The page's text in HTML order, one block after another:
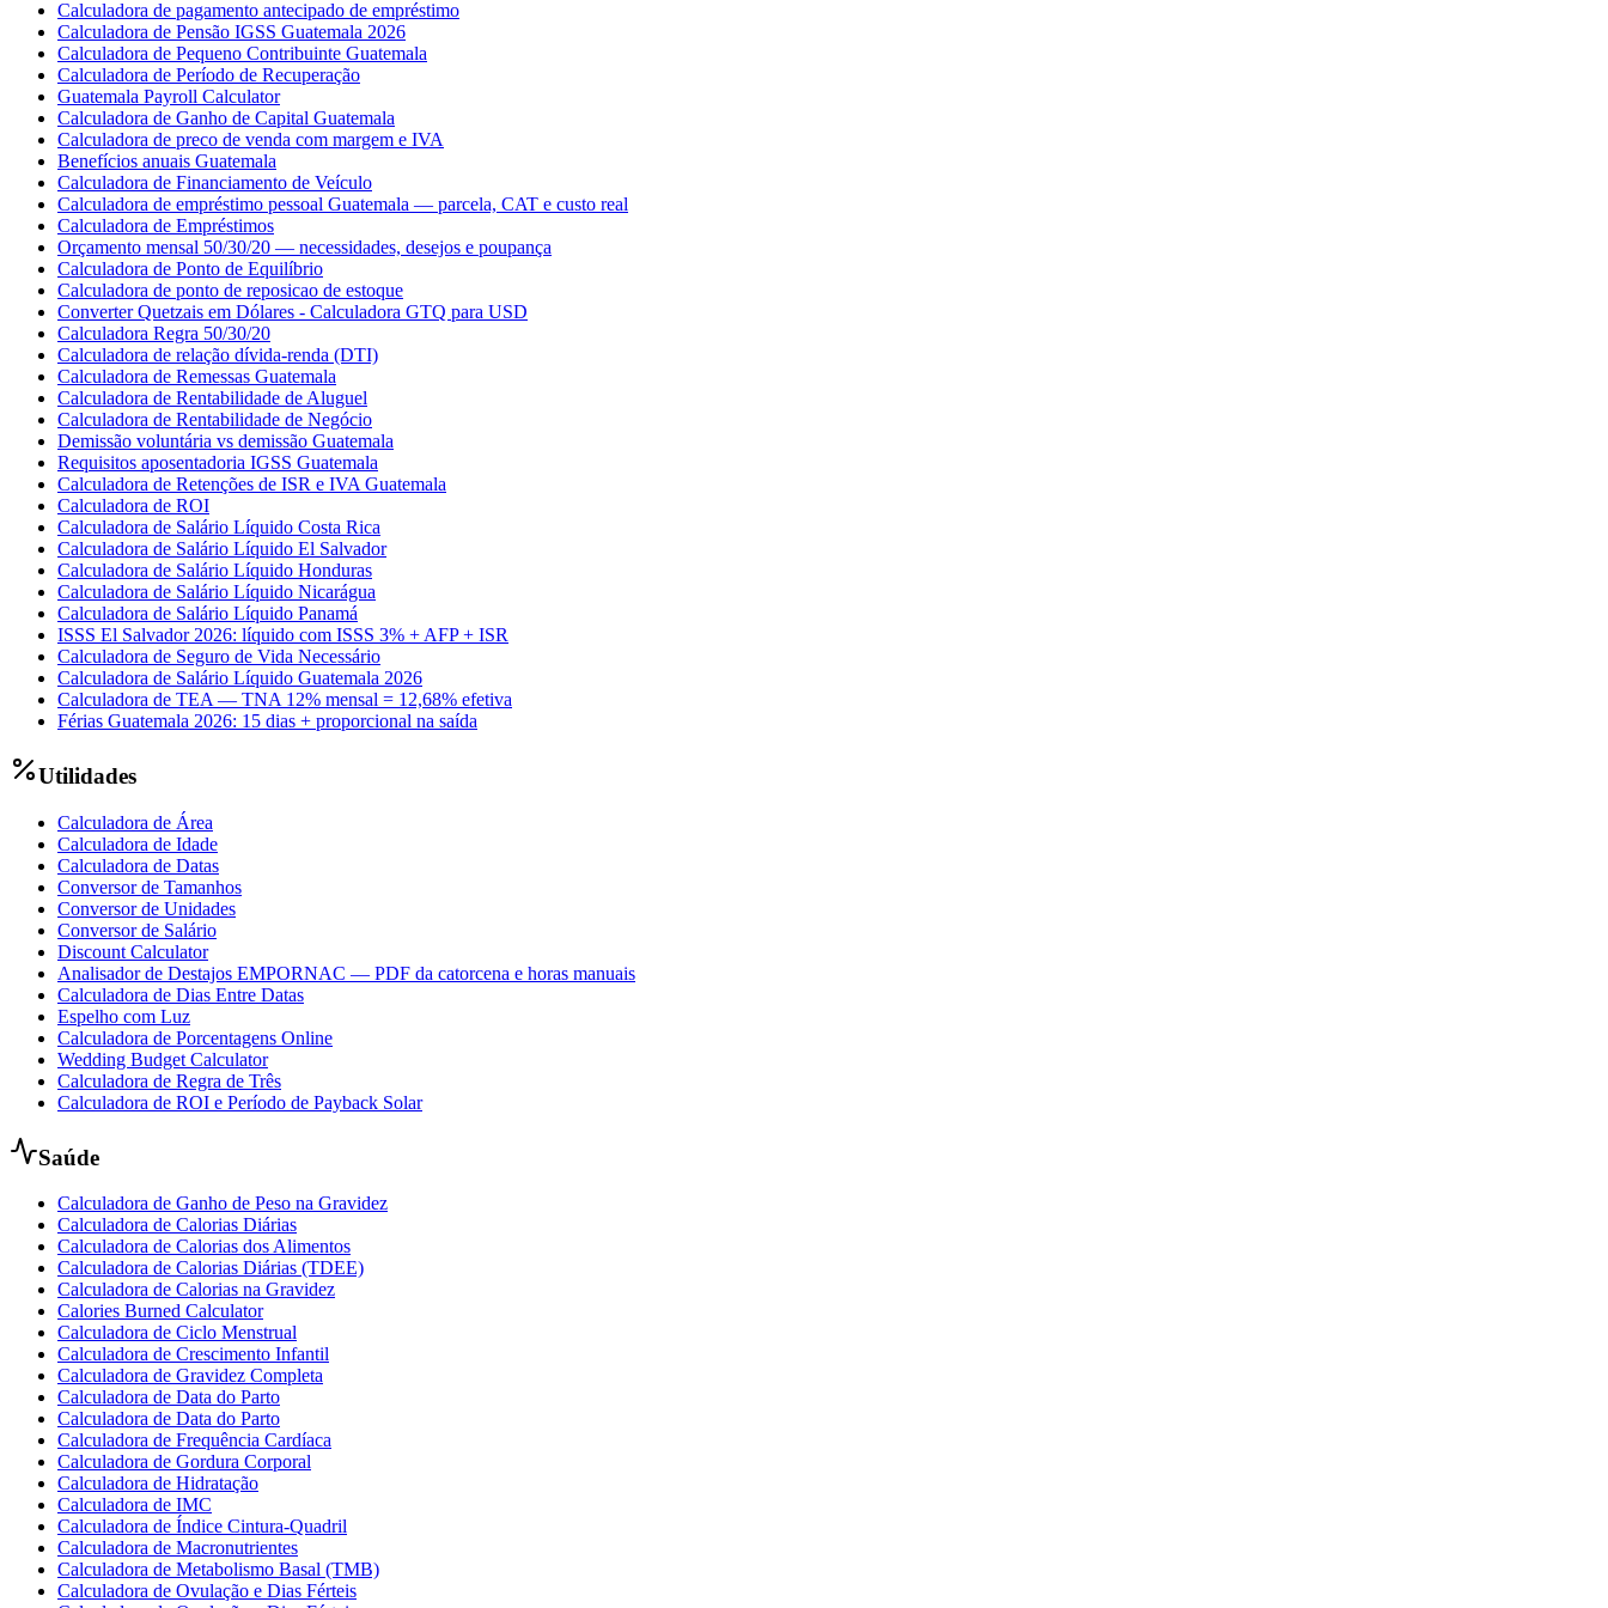
Calculadora de pagamento antecipado de empréstimo
Calculadora de Pensão IGSS Guatemala 2026
Calculadora de Pequeno Contribuinte Guatemala
Calculadora de Período de Recuperação
Guatemala Payroll Calculator
Calculadora de Ganho de Capital Guatemala
Calculadora de preco de venda com margem e IVA
Benefícios anuais Guatemala
Calculadora de Financiamento de Veículo
Calculadora de empréstimo pessoal Guatemala — parcela, CAT e custo real
Calculadora de Empréstimos
Orçamento mensal 50/30/20 — necessidades, desejos e poupança
Calculadora de Ponto de Equilíbrio
Calculadora de ponto de reposicao de estoque
Converter Quetzais em Dólares - Calculadora GTQ para USD
Calculadora Regra 50/30/20
Calculadora de relação dívida-renda (DTI)
Calculadora de Remessas Guatemala
Calculadora de Rentabilidade de Aluguel
Calculadora de Rentabilidade de Negócio
Demissão voluntária vs demissão Guatemala
Requisitos aposentadoria IGSS Guatemala
Calculadora de Retenções de ISR e IVA Guatemala
Calculadora de ROI
Calculadora de Salário Líquido Costa Rica
Calculadora de Salário Líquido El Salvador
Calculadora de Salário Líquido Honduras
Calculadora de Salário Líquido Nicarágua
Calculadora de Salário Líquido Panamá
ISSS El Salvador 2026: líquido com ISSS 3% + AFP + ISR
Calculadora de Seguro de Vida Necessário
Calculadora de Salário Líquido Guatemala 2026
Calculadora de TEA — TNA 12% mensal = 12,68% efetiva
Férias Guatemala 2026: 15 dias + proporcional na saída
Utilidades
Calculadora de Área
Calculadora de Idade
Calculadora de Datas
Conversor de Tamanhos
Conversor de Unidades
Conversor de Salário
Discount Calculator
Analisador de Destajos EMPORNAC — PDF da catorcena e horas manuais
Calculadora de Dias Entre Datas
Espelho com Luz
Calculadora de Porcentagens Online
Wedding Budget Calculator
Calculadora de Regra de Três
Calculadora de ROI e Período de Payback Solar
Saúde
Calculadora de Ganho de Peso na Gravidez
Calculadora de Calorias Diárias
Calculadora de Calorias dos Alimentos
Calculadora de Calorias Diárias (TDEE)
Calculadora de Calorias na Gravidez
Calories Burned Calculator
Calculadora de Ciclo Menstrual
Calculadora de Crescimento Infantil
Calculadora de Gravidez Completa
Calculadora de Data do Parto
Calculadora de Data do Parto
Calculadora de Frequência Cardíaca
Calculadora de Gordura Corporal
Calculadora de Hidratação
Calculadora de IMC
Calculadora de Índice Cintura-Quadril
Calculadora de Macronutrientes
Calculadora de Metabolismo Basal (TMB)
Calculadora de Ovulação e Dias Férteis